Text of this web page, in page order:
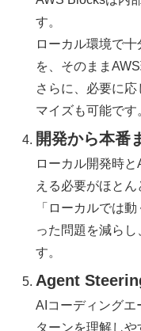
す。
ローカル環境で
を、そのまま
さらに、必要に
マイズも可能です
開発から本番
ローカル開発時
える必要がほと
「ローカルでは
った問題を減ら
す。
Agent
AIコーディングエ
ターンを理解しや